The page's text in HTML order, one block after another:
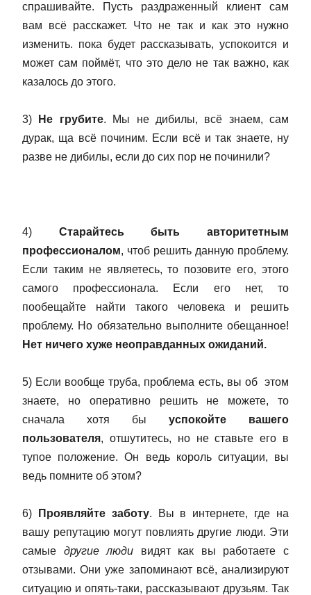
спрашивайте. Пусть раздраженный клиент сам
вам всё расскажет. Что не так и как это нужно
изменить. пока будет рассказывать, успокоится и
может сам поймёт, что это дело не так важно, как
казалось до этого.
3) Не грубите. Мы не дибилы, всё знаем, сам
дурак, ща всё починим. Если всё и так знаете, ну
разве не дибилы, если до сих пор не починили?
4) Старайтесь быть авторитетным
профессионалом, чтоб решить данную проблему.
Если таким не являетесь, то позовите его, этого
самого профессионала. Если его нет, то
пообещайте найти такого человека и решить
проблему. Но обязательно выполните обещанное!
Нет ничего хуже неоправданных ожиданий.
5) Если вообще труба, проблема есть, вы об этом
знаете, но оперативно решить не можете, то
сначала хотя бы успокойте вашего
пользователя, отшутитесь, но не ставьте его в
тупое положение. Он ведь король ситуации, вы
ведь помните об этом?
6) Проявляйте заботу. Вы в интернете, где на
вашу репутацию могут повлиять другие люди. Эти
самые другие люди видят
как вы работаете с
отзывами. Они уже запоминают всё, анализируют
ситуацию и опять-таки, рассказывают друзьям. Так